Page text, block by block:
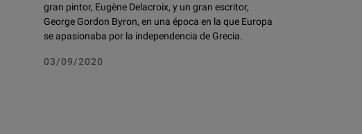
gran pintor, Eugène Delacroix, y un gran escritor,
George Gordon Byron, en una época en la que Europa
se apasionaba por la independencia de Grecia.
03/09/2020